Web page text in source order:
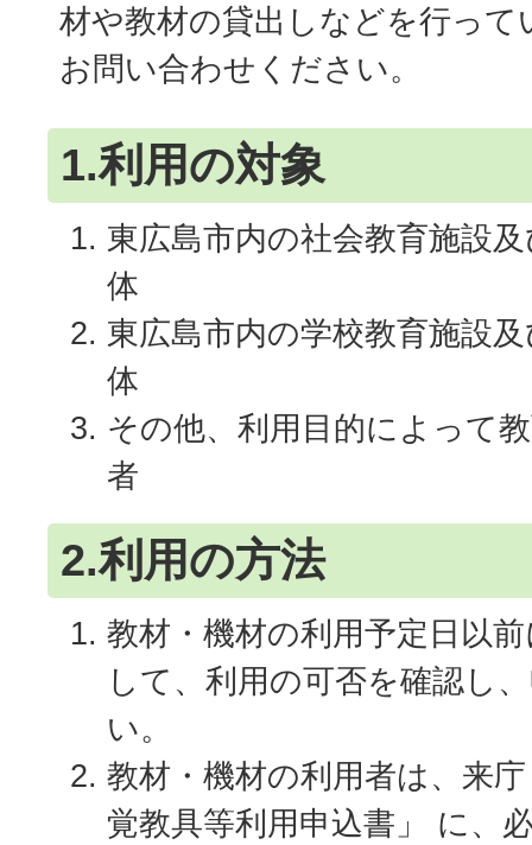
材や教材の貸出しなどを行って
お問い合わせください。
1.利用の対象
東広島市内の社会教育施設
体
東広島市内の学校教育施設
体
その他、利用目的によって
者
2.利用の方法
教材・機材の利用予定日以
して、利用の可否を確認し
い。
教材・機材の利用者は、来
覚教具等利用申込書」 に、